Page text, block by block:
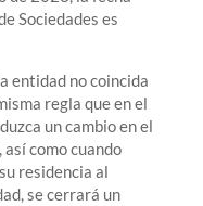
Sociedades es
entidad no coincida
regla que en el
un cambio en el
como cuando
residencia al
se cerrará un